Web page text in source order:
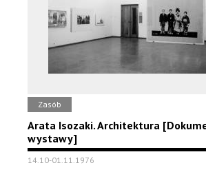
Zasób
Arata Isozaki. Architektura
wystawy]
14.10-01.11.1976